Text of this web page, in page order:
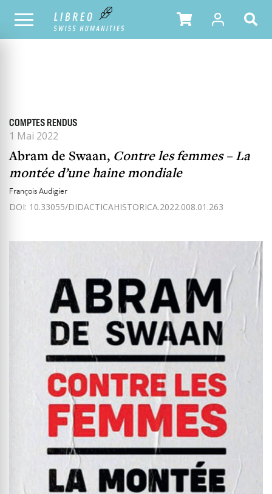
ALLE HEFTE INHALTSÜBERSICHT DER AUSGABE
COMPTES RENDUS
1 Mai 2022
Abram de Swaan, Contre les femmes – La
montée d’une haine mondiale
François Audigier
DOI: 10.33055/DIDACTICAHISTORICA.2022.008.01.263